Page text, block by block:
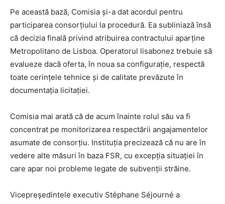
Pe această bază, Comisia și-a dat acordul pentru
participarea consorțiului la procedură. Ea subliniază însă
că decizia finală privind atribuirea contractului aparține
Metropolitano de Lisboa. Operatorul lisabonez trebuie să
evalueze dacă oferta, în noua sa configurație, respectă
toate cerințele tehnice și de calitate prevăzute în
documentația licitației.
Comisia mai arată că de acum înainte rolul său va fi
concentrat pe monitorizarea respectării angajamentelor
asumate de consorțiu. Instituția precizează că nu are în
vedere alte măsuri în baza FSR, cu excepția situației în
care apar noi probleme legate de subvenții străine.
Vicepreședintele executiv Stéphane Séjourné a